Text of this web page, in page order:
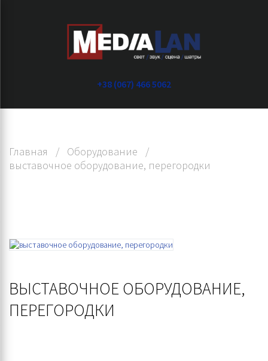
+38 (067) 466 5062
Главная / Оборудование
/
выставочное оборудование, перегородки
ВЫСТАВОЧНОЕ ОБОРУДОВАНИЕ,
ПЕРЕГОРОДКИ